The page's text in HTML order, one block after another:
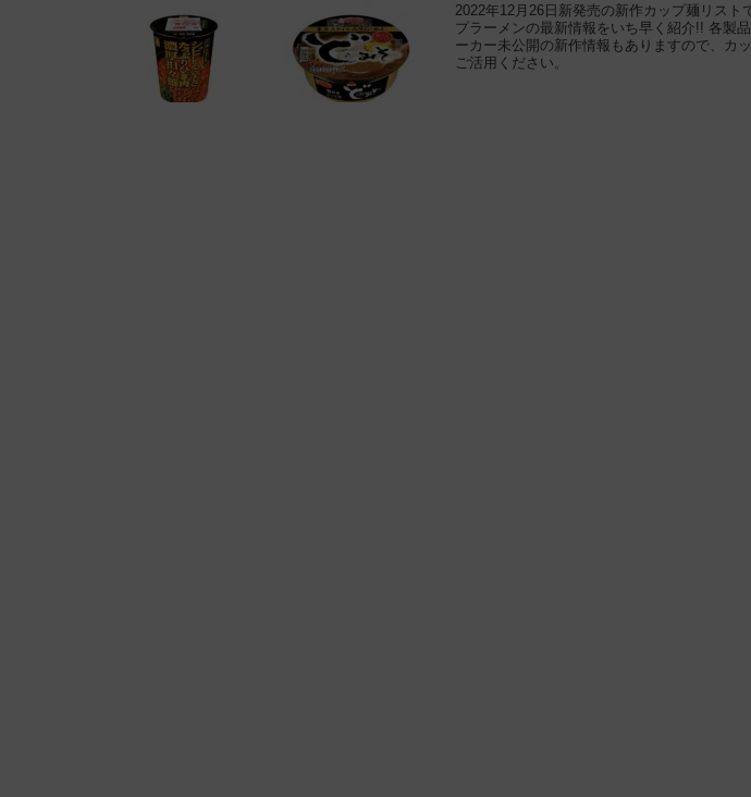
2022年12月26日新発売の新作カップ麺リスト
プラーメンの最新情報をいち早く紹介!! 各製
ーカー未公開の新作情報もありますので、カ
ご活用ください。